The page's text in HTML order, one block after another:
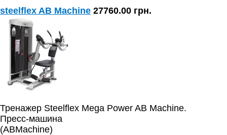
steelflex AB Machine 27760.00 грн.
Тренажер Steelflex Mega Power AB Machine.
Пресс-машина
(ABMachine)